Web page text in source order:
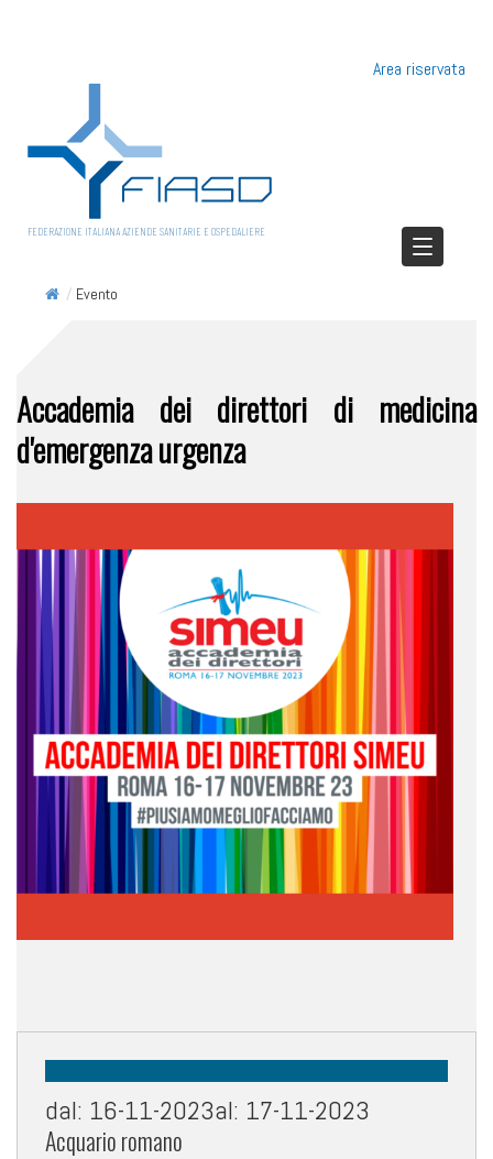
Area riservata
FEDERAZIONE ITALIANA AZIENDE SANITARIE E OSPEDALIERE
/ Evento
Accademia dei direttori di medicina
d'emergenza urgenza
dal: 16-11-2023al: 17-11-2023
Acquario romano